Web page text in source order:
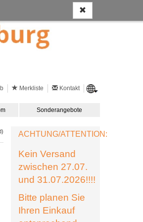
Merkliste Kontakt
Sonderangebote
ACHTUNG/ATTENTION:
Kein Versand
zwischen 27.07.
und 31.07.2026!!!!
Bitte planen Sie
Ihren Einkauf